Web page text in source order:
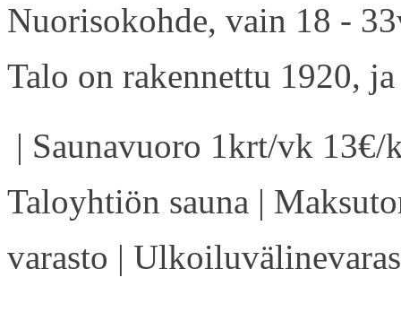
Nuorisokohde, vain 18 -
Talo on rakennettu 1920,
| Saunavuoro 1krt/vk
Taloyhtiön sauna |
varasto |